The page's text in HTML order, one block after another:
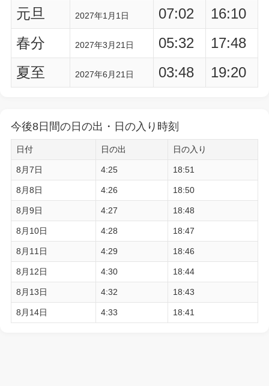
元旦
2027年1月1日 07:02
16:10
春分
2027年3月21日 05:32
17:48
夏至
2027年6月21日 03:48 19:20
今後8日間の日の出・日の入り時刻
日付 日の出 日の入り
8月7日 4:25 18:51
8月8日 4:26 18:50
8月9日 4:27 18:48
8月10日 4:28 18:47
8月11日 4:29 18:46
8月12日 4:30 18:44
8月13日 4:32 18:43
8月14日 4:33 18:41